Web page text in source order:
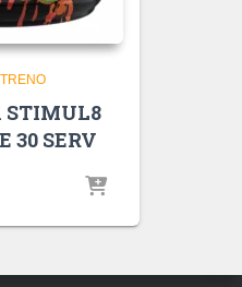
STIMUL8
30 SERV